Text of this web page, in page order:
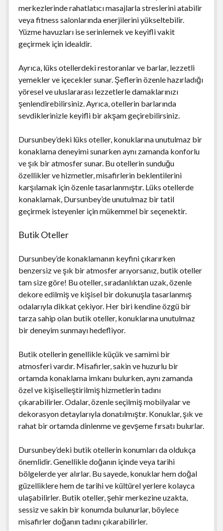
merkezlerinde rahatlatıcı masajlarla streslerini atabilir
veya fitness salonlarında enerjilerini yükseltebilir.
Yüzme havuzları ise serinlemek ve keyifli vakit
geçirmek için idealdir.
Ayrıca, lüks otellerdeki restoranlar ve barlar, lezzetli
yemekler ve içecekler sunar. Şeflerin özenle hazırladığı
yöresel ve uluslararası lezzetlerle damaklarınızı
şenlendirebilirsiniz. Ayrıca, otellerin barlarında
sevdiklerinizle keyifli bir akşam geçirebilirsiniz.
Dursunbey’deki lüks oteller, konuklarına unutulmaz bir
konaklama deneyimi sunarken aynı zamanda konforlu
ve şık bir atmosfer sunar. Bu otellerin sunduğu
özellikler ve hizmetler, misafirlerin beklentilerini
karşılamak için özenle tasarlanmıştır. Lüks otellerde
konaklamak, Dursunbey’de unutulmaz bir tatil
geçirmek isteyenler için mükemmel bir seçenektir.
Butik Oteller
Dursunbey’de konaklamanın keyfini çıkarırken
benzersiz ve şık bir atmosfer arıyorsanız, butik oteller
tam size göre! Bu oteller, sıradanlıktan uzak, özenle
dekore edilmiş ve kişisel bir dokunuşla tasarlanmış
odalarıyla dikkat çekiyor. Her biri kendine özgü bir
tarza sahip olan butik oteller, konuklarına unutulmaz
bir deneyim sunmayı hedefliyor.
Butik otellerin genellikle küçük ve samimi bir
atmosferi vardır. Misafirler, sakin ve huzurlu bir
ortamda konaklama imkanı bulurken, aynı zamanda
özel ve kişiselleştirilmiş hizmetlerin tadını
çıkarabilirler. Odalar, özenle seçilmiş mobilyalar ve
dekorasyon detaylarıyla donatılmıştır. Konuklar, şık ve
rahat bir ortamda dinlenme ve gevşeme fırsatı bulurlar.
Dursunbey’deki butik otellerin konumları da oldukça
önemlidir. Genellikle doğanın içinde veya tarihi
bölgelerde yer alırlar. Bu sayede, konuklar hem doğal
güzelliklere hem de tarihi ve kültürel yerlere kolayca
ulaşabilirler. Butik oteller, şehir merkezine uzakta,
sessiz ve sakin bir konumda bulunurlar, böylece
misafirler doğanın tadını çıkarabilirler.